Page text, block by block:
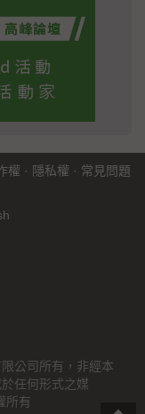
權 · 隱私權 · 常見問題
公司所有，非經本
任何形式之媒
所有